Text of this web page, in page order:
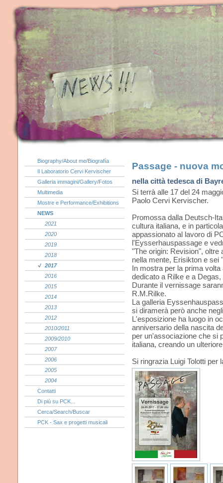
Biography/About me/Biografía
Il Laboratorio Cervi Kervischer
Galleria immagini/Gallery/Fotos
Multimedia
Mostre e Performance/Exhibitions
NEWS
2021
2020
2019
2018
2017
2016
2015
2014
2013
2012
2010/2011
2009/2010
2007
2006
2005
2004
Contatti
Di più su PCK...
Cerca/Search/Buscar
PCK - Sax e progetti musicali
Passage - nuova
nella città tedesca di
Si terrà alle 17 del 24
Paolo Cervi Kervischer.
Promossa dalla Deutsch-
cultura italiana, e in
appassionato al lavoro di
l'Eysserhauspassage e
"The origin: Revision", oltre
nella mente, Erisikton e sei
In mostra per la prima
dedicato a Rilke e a
Durante il vernissage
R.M.Rilke.
La galleria
si diramerà però anche
L'esposizione ha luogo in
anniversario della nascita
per un'associazione che si
italiana, creando un
Si ringrazia Luigi Tolotti per